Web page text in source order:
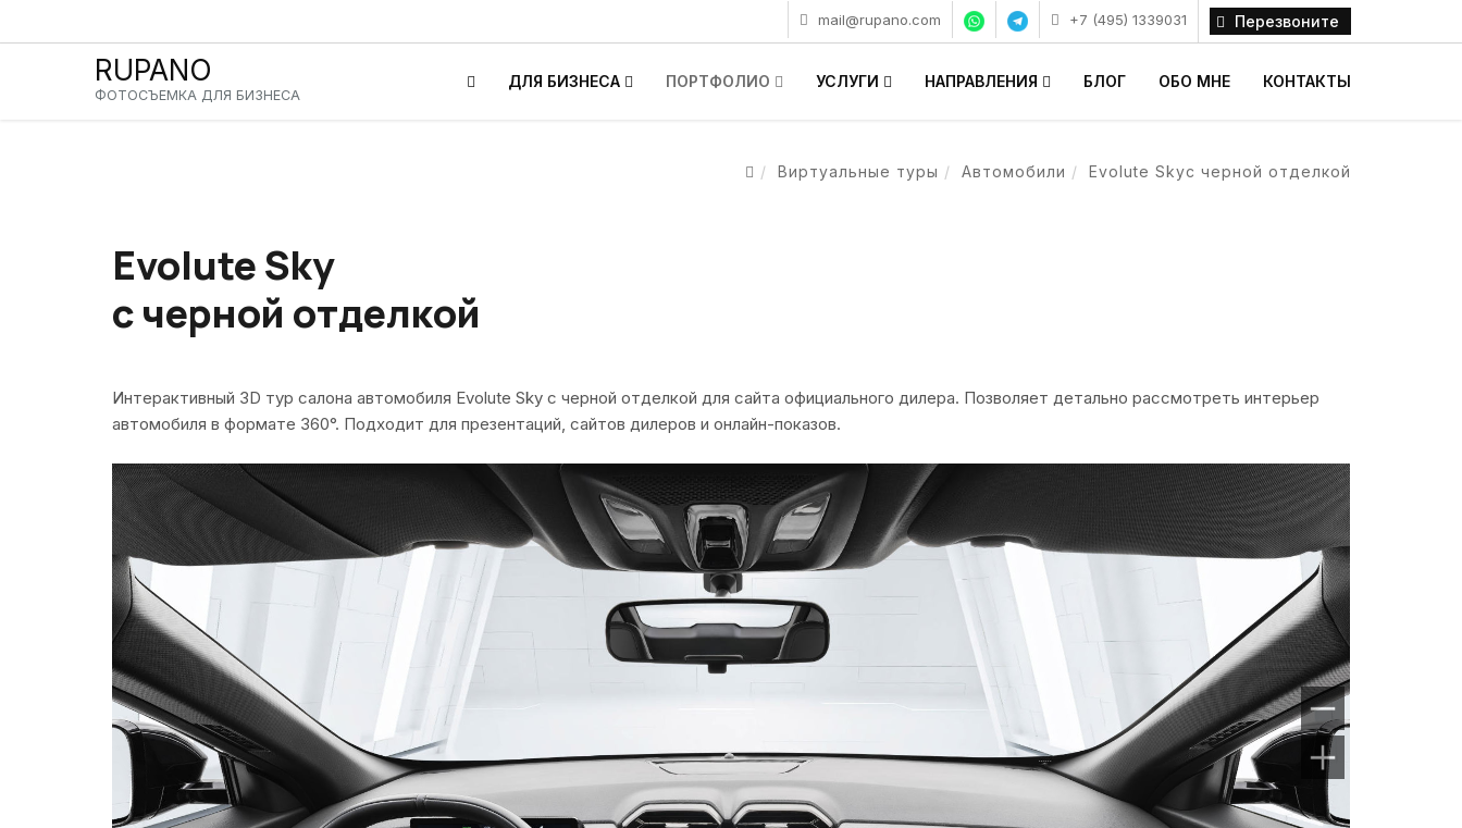
mail@rupano.com +7 (495) 1339031 Перезвоните
RUPANO
ФОТОСЪЕМКА ДЛЯ БИЗНЕСА
ДЛЯ БИЗНЕСА ПОРТФОЛИО УСЛУГИ НАПРАВЛЕНИЯ БЛОГ ОБО МНЕ КОНТАКТЫ
Виртуальные туры Автомобили Evolute Skyс черной отделкой
Evolute Sky
с черной отделкой
Интерактивный 3D тур салона автомобиля Evolute Sky с черной отделкой для сайта официального дилера. Позволяет детально рассмотреть интерьер
автомобиля в формате 360°. Подходит для презентаций, сайтов дилеров и онлайн-показов.